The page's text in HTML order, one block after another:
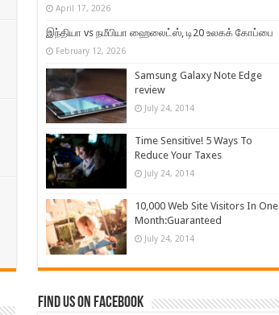
April 17, 2026
இந்தியா vs நமீபியா ஹைலைட்ஸ், டி20 உலகக் கோப்பை
February 12, 2026
Samsung Galaxy Note Edge
review
July 24, 2014
Time Sensitive! 5 Ways To
Reduce Your Taxes
July 24, 2014
10,000 Web Site Visitors In One
Month:Guaranteed
July 24, 2014
Find us on Facebook